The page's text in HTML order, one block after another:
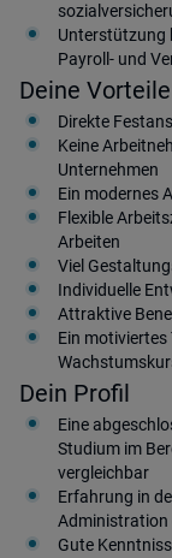
Unterstützung
Payroll- und
Deine Vorteile
Direkte
Keine
Unternehmen
Ein modernes
Flexible
Arbeiten
Viel
Individuelle
Attraktive
Ein motiviertes
Dein Profil
Eine
Studium im
vergleichbar
Erfahrung in
Administration
Gute